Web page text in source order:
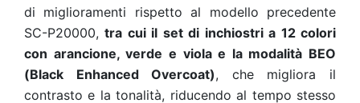
di miglioramenti rispetto al modello precedente
SC-P20000,tra cui il set di inchiostri a 12 colori
con arancione, verde e viola e la modalità BEO
(Black Enhanced Overcoat), che migliora il
contrasto e la tonalità, riducendo al tempo stesso